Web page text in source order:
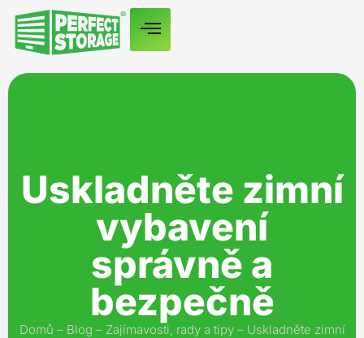
Uskladněte zimní
vybavení
správně a
bezpečně
Domů – Blog – Zajímavosti, rady a tipy– Uskladněte zimní